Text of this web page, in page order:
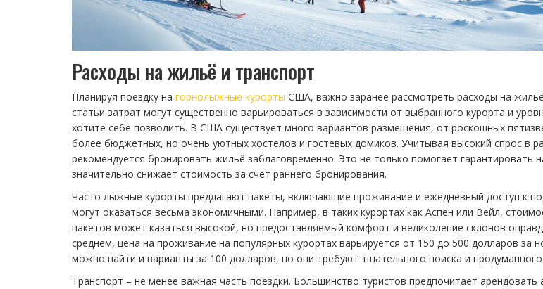
Расходы на жильё и транспорт
Планируя поездку на горнолыжные курорты США, важно заранее рассмотреть расходы на
статьи затрат могут существенно варьироваться в зависимости от выбранного курорта и
хотите себе позволить. В США существует много вариантов размещения, от роскошных
более бюджетных, но очень уютных хостелов и гостевых домиков. Учитывая высокий спрос в
рекомендуется бронировать жильё заблаговременно. Это не только помогает гарантировать
значительно снижает стоимость за счёт раннего бронирования.
Часто лыжные курорты предлагают пакеты, включающие проживание и ежедневный доступ к
могут оказаться весьма экономичными. Например, в таких курортах как Аспен или Вейл,
пакетов может казаться высокой, но предоставляемый комфорт и великолепие склонов
среднем, цена на проживание на популярных курортах варьируется от 150 до 500 долларов за
можно найти и варианты за 100 долларов, но они требуют тщательного поиска и
Транспорт – не менее важная часть поездки. Большинство туристов предпочитает